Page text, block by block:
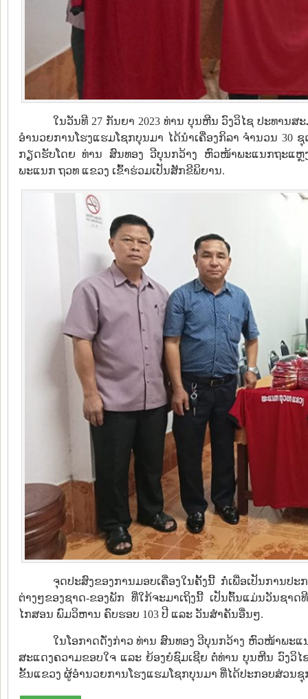
ໃນວັນທີ 27 ກັນຍາ 2023 ທ່ານ ບຸນຫີນ ວົງວິໄຊ ປະທານ
ອຳນວຍການໂຮງແຮມໂຊກບຸນມາ ໄດ້ນຳເຄື່ອງກິລາ ຈຳນວນ
ກຽດຮັບໂດຍ ທ່ານ ສົນທອງ ວີບຸນກວ້າງ ຫົວໜ້າພະແນກຖະແຫຼ
ພະແນກ ຖວທ ແຂວງ ເຂົ້າຮ່ວມເປັນສັກຂີພິຍານ.
ຈຸດປະສົງຂອງການມອບເຄື່ອງໃນຄັ້ງນີ້ ກໍ່ເພື່ອເປັນການປ
ຕ່າງໆຂອງຊາດ-ຂອງພັກ ທີ່ໃກ້ຈະມາເຖິງນີ້ ເປັນຕົ້ນແມ່ນວັນຊ
ໄກສອນ ພົມວິຫານ ຄົບຮອບ 103 ປີ ແລະ ວັນສຳຄັນອື່ນໆ.
ໃນໂອກາດດັ່ງກ່າວ ທ່ານ ສົນທອງ ວີບຸນກວ້າງ ຫົວໜ້າພະ
ສະແດງຄວາມຂອບໃຈ ແລະ ຍ້ອງຍໍຊົມເຊີຍ ຕໍ່ທ່ານ ບຸນຫີນ ວົງວິ
ຂັ້ນແຂວງ ຜູ້ອຳນວຍການໂຮງແຮມໂຊກບຸນມາ ທີ່ໄດ້ປະກອບສ່ວນ